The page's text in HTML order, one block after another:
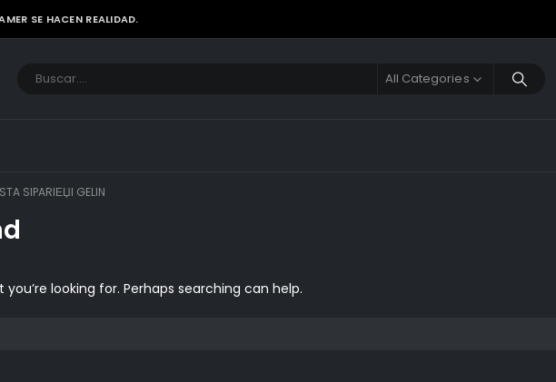
SE HACEN REALIDAD.
All Categories
SIPARIЕЏI GELIN
looking for. Perhaps searching can help.